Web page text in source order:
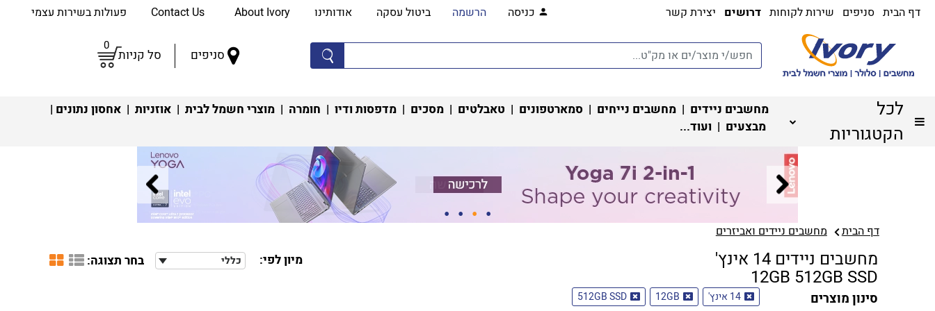
דף הבית סניפים שירות לקוחות דרושים יצירת קשר כניסה הרשמה ביטול עסקה אודותינו About Ivory פעולות בשירות עצמי
סניפים סל קניות
0
לכל
הקטגוריות
מחשבים ניידים | מחשבים נייחים | סמארטפונים | טאבלטים | מסכים | מדפסות ודיו | חומרה | מוצרי חשמל לבית | אוזניות | אחסון נתונים |
מבצעים | ועוד...
דף הבית מחשבים ניידים ואביזרים
מחשבים ניידים 14 אינץ'
12GB 512GB SSD
מיון לפי: כללי בחר תצוגה:
סינון מוצרים 14 אינץ' 12GB
512GB SSD